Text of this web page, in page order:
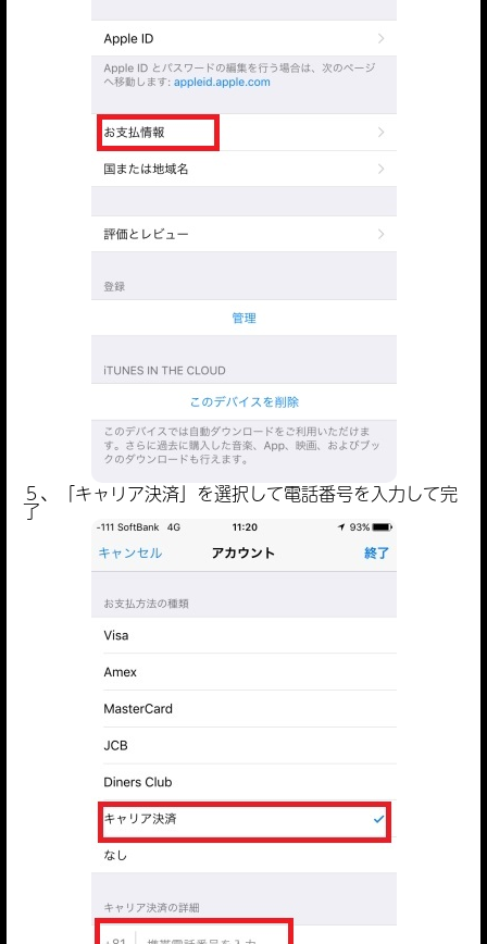
５、「キャリア決済」を選択して電話番号を入力して完
了
ソフトバンク
設定方法